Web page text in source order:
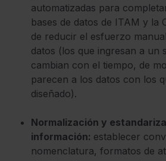
automatizadas para
bases de datos de ITAM y la
de reducir el esfuerzo
datos (los que ingresan a un
cambian con el tiempo, de
parecen a los datos con los
diseñado).
Normalización y
información: establecer
nomenclatura, formatos de